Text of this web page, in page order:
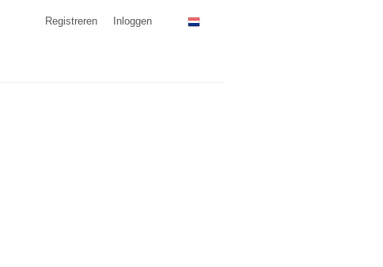
Registreren Inloggen